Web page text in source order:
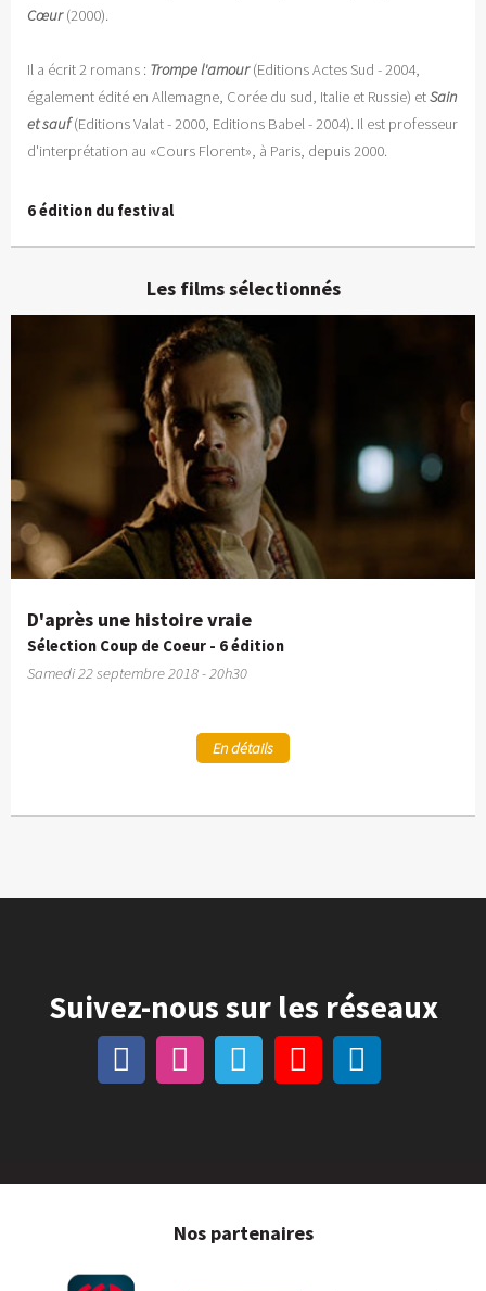
Cœur(2000).
Il a écrit 2 romans : Trompe l'amour(Editions Actes Sud - 2004,
également édité en Allemagne, Corée du sud, Italie et Russie) etSain
et sauf(Editions Valat - 2000, Editions Babel - 2004). Il est professeur
d'interprétation au «Cours Florent», à Paris, depuis 2000.
6 édition du festival
Les films sélectionnés
D'après une histoire vraie
Sélection Coup de Coeur - 6 édition
Samedi 22 septembre 2018 - 20h30
En détails
Suivez-nous sur les réseaux
Nos partenaires